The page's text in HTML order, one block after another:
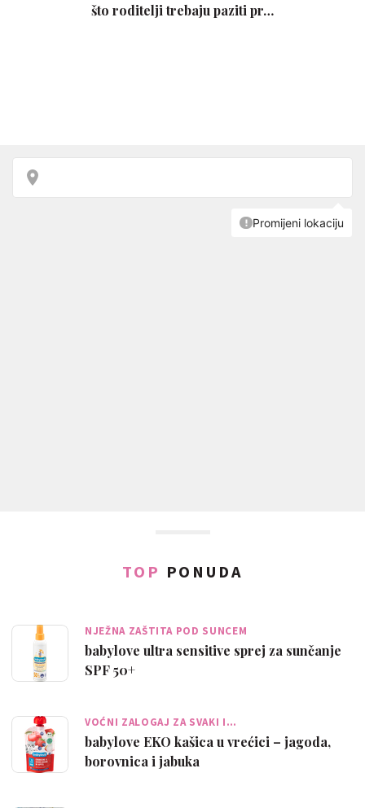
što roditelji trebaju paziti pr…
TOP PONUDA
NJEŽNA ZAŠTITA POD SUNCEM
babylove ultra sensitive sprej za sunčanje
SPF 50+
VOĆNI ZALOGAJ ZA SVAKI I…
babylove EKO kašica u vrećici – jagoda,
borovnica i jabuka